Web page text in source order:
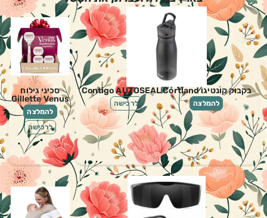
בקבוק קונטיגו Contigo AUTOSEAL Cortland
להמלצה לרכישה
סכיני גילוח
Gillette Venus
להמלצה
לרכישה